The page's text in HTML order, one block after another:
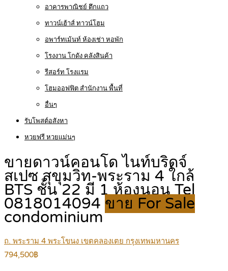
อาคารพาณิชย์ ตึกแถว
ทาวน์เฮ้าส์ ทาวน์โฮม
อพาร์ทเม้นท์ ห้องเช่า หอพัก
โรงงาน โกดัง คลังสินค้า
รีสอร์ท โรงแรม
โฮมออฟฟิต สำนักงาน พื้นที่
อื่นๆ
รับโพสต์อสังหา
หวยฟรี หวยแม่นๆ
ขายดาวน์คอนโด ไนท์บริดจ์
สเปซ สุขุมวิท-พระราม 4 ใกล้
BTS ชั้น 22 มี 1 ห้องนอน Tel
0818014094 ขาย For Sale
condominium
ถ. พระราม 4 พระโขนง เขตคลองเตย กรุงเทพมหานคร
794,500฿